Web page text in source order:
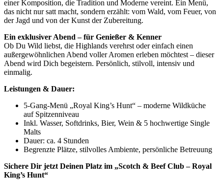
einer Komposition, die Tradition und Moderne vereint. Ein Menü,
das nicht nur satt macht, sondern erzählt: vom Wald, vom Feuer, von
der Jagd und von der Kunst der Zubereitung.
Ein exklusiver Abend – für Genießer & Kenner
Ob Du Wild liebst, die Highlands verehrst oder einfach einen
außergewöhnlichen Abend voller Aromen erleben möchtest – dieser
Abend wird Dich begeistern. Persönlich, stilvoll, intensiv und
einmalig.
Leistungen & Dauer:
5-Gang-Menü „Royal King’s Hunt“ – moderne Wildküche
auf Spitzenniveau
Inkl. Wasser, Softdrinks, Bier, Wein & 5 hochwertige Single
Malts
Dauer: ca. 4 Stunden
Begrenzte Plätze, stilvolles Ambiente, persönliche Betreuung
Sichere Dir jetzt Deinen Platz im „Scotch & Beef Club – Royal
King’s Hunt“